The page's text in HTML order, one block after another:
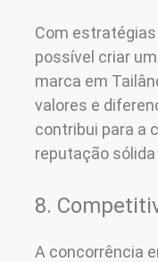
Com
possível criar
marca em
valores e
contribui para a
reputação
8.
A concorrência